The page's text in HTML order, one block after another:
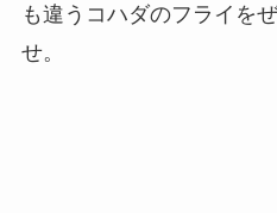
も違うコハダのフライを
せ。